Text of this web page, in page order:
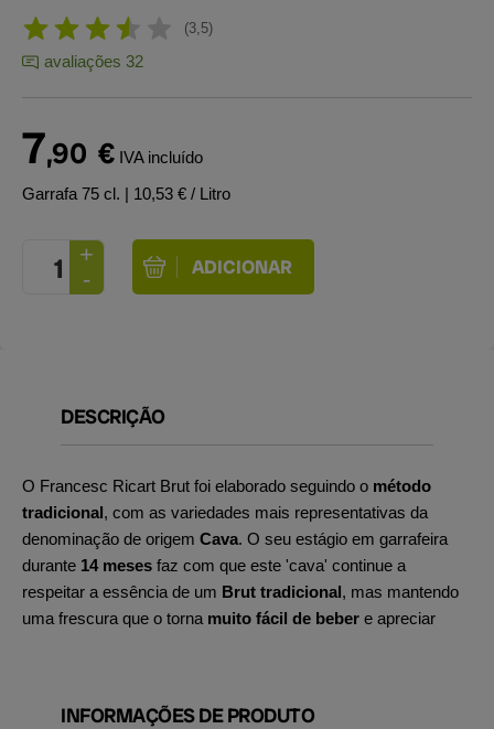
3,5
avaliações 32
7,90 € IVA incluído
Garrafa 75 cl. | 10,53 € / Litro
DESCRIÇÃO
O Francesc Ricart Brut foi elaborado seguindo o método
tradicional, com as variedades mais representativas da
denominação de origem Cava. O seu estágio em garrafeira
durante 14 meses faz com que este 'cava' continue a
respeitar a essência de um Brut tradicional, mas mantendo
uma frescura que o torna muito fácil de beber e apreciar
INFORMAÇÕES DE PRODUTO